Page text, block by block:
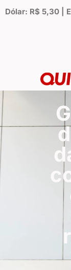
Dólar: R$ 5,30 |